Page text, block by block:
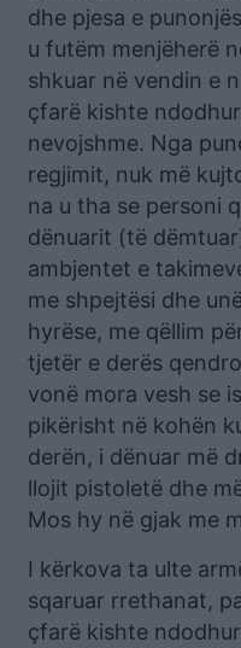
dhe pjesa e
u futëm menjëherë
shkuar në vendin e
çfarë kishte
nevojshme. Nga
regjimit, nuk më
na u tha se personi
dënuarit (të
ambjentet e
me shpejtësi dhe
hyrëse, me qëllim
tjetër e derës
vonë mora vesh se
pikërisht në kohën
derën, i dënuar më
llojit pistoletë dhe
Mos hy në gjak me
I kërkova ta ulte
sqaruar rrethanat,
çfarë kishte